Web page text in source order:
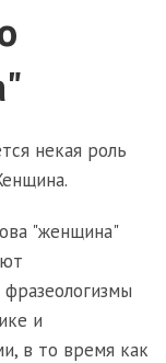
некая роль
"женщина"
и
в то время как